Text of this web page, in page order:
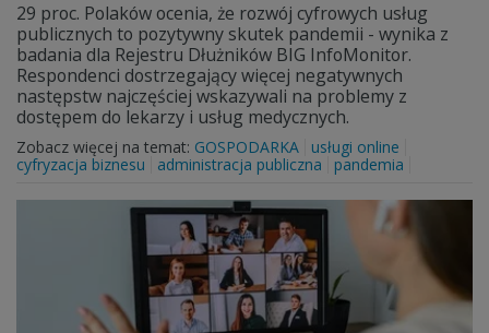
29 proc. Polaków ocenia, że rozwój cyfrowych usług
publicznych to pozytywny skutek pandemii - wynika z
badania dla Rejestru Dłużników BIG InfoMonitor.
Respondenci dostrzegający więcej negatywnych
następstw najczęściej wskazywali na problemy z
dostępem do lekarzy i usług medycznych.
Zobacz więcej na temat: GOSPODARKA
usługi online
cyfryzacja biznesu
administracja publiczna pandemia